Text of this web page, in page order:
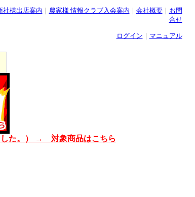
社様出店案内 ｜ 農家様 情報クラブ入会案内 ｜ 会社概要｜ お問
合せ
ログイン ｜ マニュアル
した。） → 対象商品はこちら